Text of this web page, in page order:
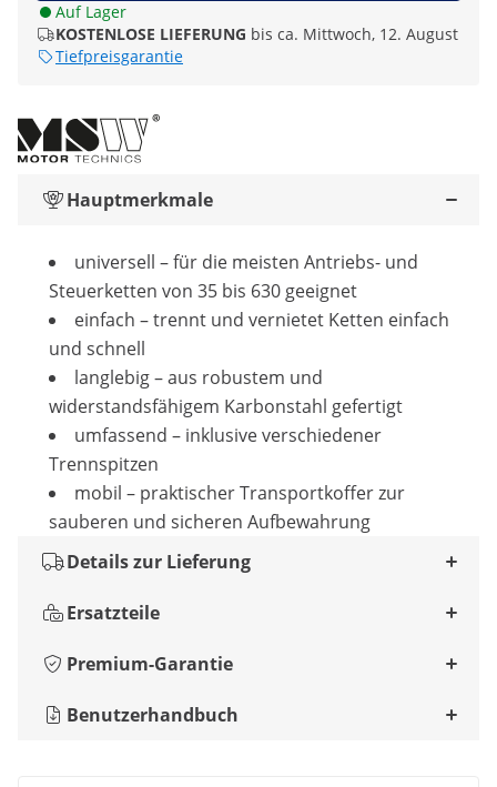
Auf Lager
KOSTENLOSE LIEFERUNG bis ca. Mittwoch, 12. August
Tiefpreisgarantie
Hauptmerkmale
universell – für die meisten Antriebs- und
Steuerketten von 35 bis 630 geeignet
einfach – trennt und vernietet Ketten einfach
und schnell
langlebig – aus robustem und
widerstandsfähigem Karbonstahl gefertigt
umfassend – inklusive verschiedener
Trennspitzen
mobil – praktischer Transportkoffer zur
sauberen und sicheren Aufbewahrung
Details zur Lieferung
Ersatzteile
Premium-Garantie
Benutzerhandbuch